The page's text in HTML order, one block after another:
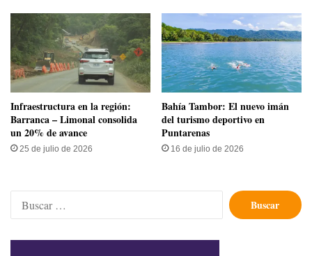
Infraestructura en la región:
Barranca – Limonal consolida
un 20% de avance
25 de julio de 2026
Bahía Tambor: El nuevo imán
del turismo deportivo en
Puntarenas
16 de julio de 2026
Buscar: